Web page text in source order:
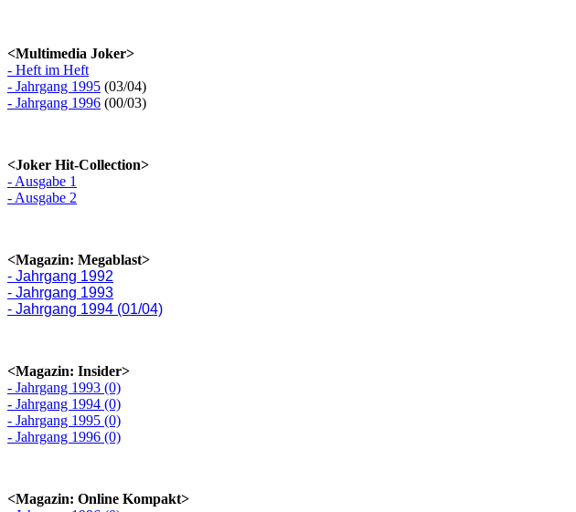
<Multimedia Joker>
- Heft im Heft
- Jahrgang 1995 (03/04)
- Jahrgang 1996 (00/03)
<Joker Hit-Collection>
- Ausgabe 1
- Ausgabe 2
<Magazin: Megablast>
- Jahrgang 1992
- Jahrgang 1993
- Jahrgang 1994 (01/04)
<Magazin: Insider>
- Jahrgang 1993 (0)
- Jahrgang 1994 (0)
- Jahrgang 1995 (0)
- Jahrgang 1996 (0)
<Magazin: Online Kompakt>